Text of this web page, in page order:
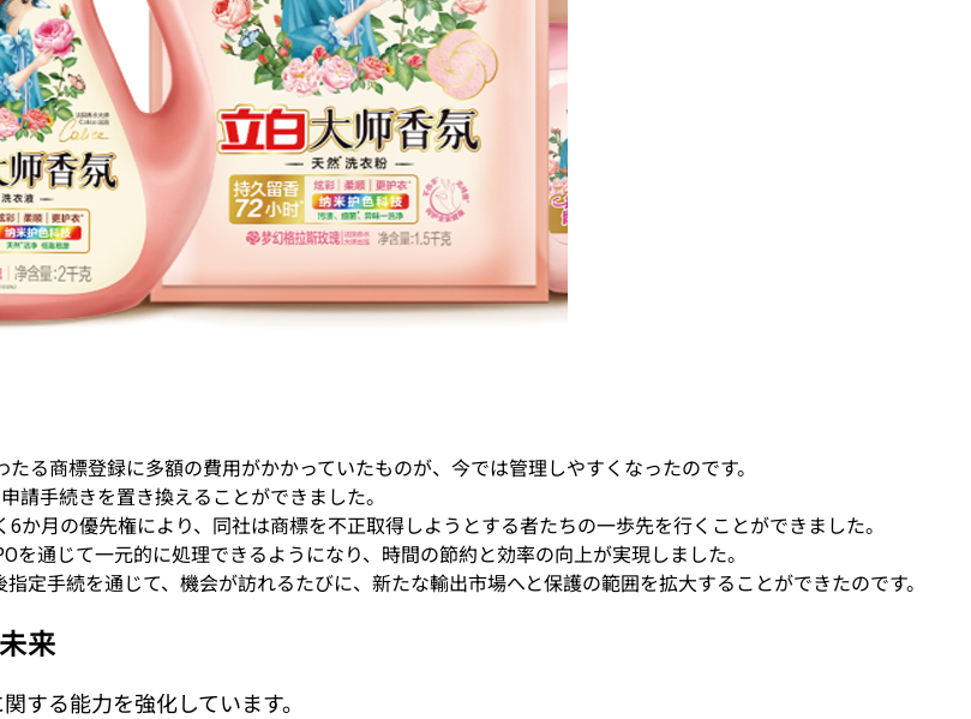
る商標登録に多額の費用がかかっていたものが、今では管理しやすくなったのです。
請手続きを置き換えることができました。
月の優先権により、同社は商標を不正取得しようとする者たちの一歩先を行くことができました。
を通じて一元的に処理できるようになり、時間の節約と効率の向上が実現しました。
指定手続を通じて、機会が訪れるたびに、新たな輸出市場へと保護の範囲を拡大することができたのです。
来
する能力を強化しています。